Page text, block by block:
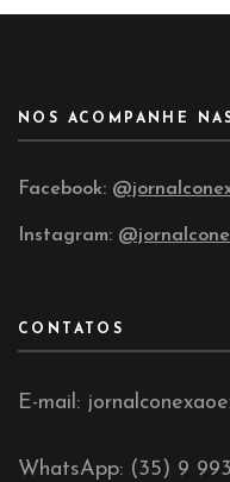
NOS ACOMPANHE
Facebook:
Instagram:
CONTATOS
E-mail:
WhatsApp: (35) 9